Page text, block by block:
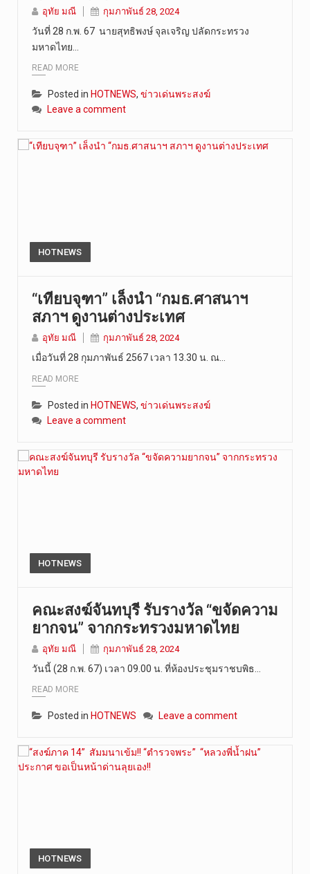
อุทัย มณี กุมภาพันธ์ 28, 2024
วันที่ 28 ก.พ. 67 นายสุทธิพงษ์ จุลเจริญ ปลัดกระทรวง
มหาดไทย…
READ MORE
Posted in HOTNEWS, ข่าวเด่นพระสงฆ์
Leave a comment
HOTNEWS
“เทียบจุฑา” เล็งนำ “กมธ.ศาสนาฯ
สภาฯ ดูงานต่างประเทศ
อุทัย มณี กุมภาพันธ์ 28, 2024
เมื่อวันที่ 28 กุมภาพันธ์ 2567 เวลา 13.30 น. ณ…
READ MORE
Posted in HOTNEWS, ข่าวเด่นพระสงฆ์
Leave a comment
HOTNEWS
คณะสงฆ์จันทบุรี รับรางวัล “ขจัดความ
ยากจน” จากกระทรวงมหาดไทย
อุทัย มณี กุมภาพันธ์ 28, 2024
วันนี้ (28 ก.พ. 67) เวลา 09.00 น. ที่ห้องประชุมราชบพิธ…
READ MORE
Posted in HOTNEWS Leave a comment
HOTNEWS